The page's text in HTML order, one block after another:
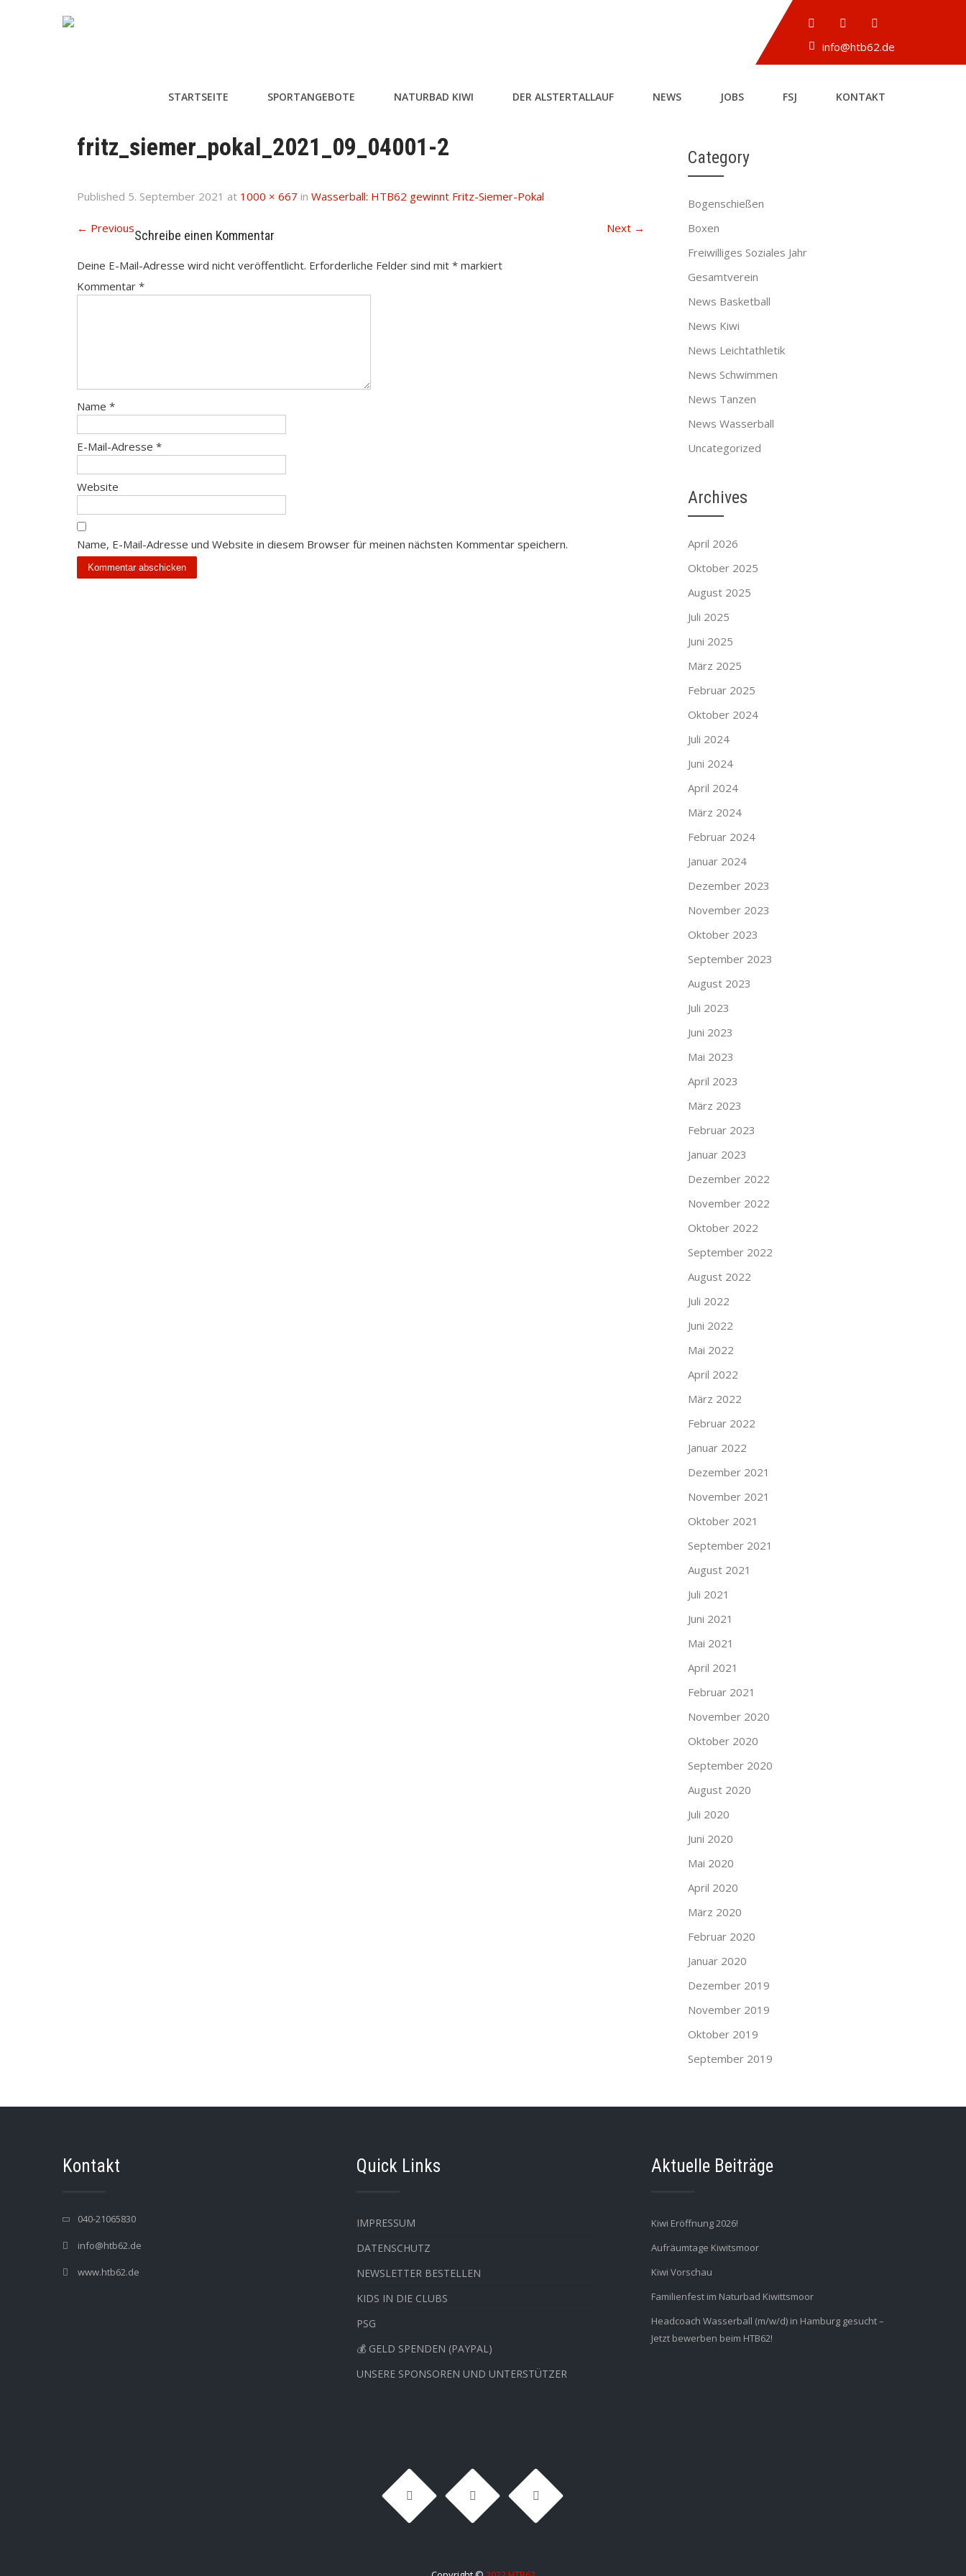
info@htb62.de
STARTSEITE SPORTANGEBOTE NATURBAD KIWI DER ALSTERTALLAUF NEWS JOBS FSJ KONTAKT
fritz_siemer_pokal_2021_09_04001-2
Published 5. September 2021 at 1000 × 667 in Wasserball: HTB62 gewinnt Fritz-Siemer-Pokal
← Previous Next →
Schreibe einen Kommentar
Deine E-Mail-Adresse wird nicht veröffentlicht. Erforderliche Felder sind mit * markiert
Kommentar *
Name *
E-Mail-Adresse *
Website
Name, E-Mail-Adresse und Website in diesem Browser für meinen nächsten Kommentar speichern.
Category
Bogenschießen
Boxen
Freiwilliges Soziales Jahr
Gesamtverein
News Basketball
News Kiwi
News Leichtathletik
News Schwimmen
News Tanzen
News Wasserball
Uncategorized
Archives
April 2026
Oktober 2025
August 2025
Juli 2025
Juni 2025
März 2025
Februar 2025
Oktober 2024
Juli 2024
Juni 2024
April 2024
März 2024
Februar 2024
Januar 2024
Dezember 2023
November 2023
Oktober 2023
September 2023
August 2023
Juli 2023
Juni 2023
Mai 2023
April 2023
März 2023
Februar 2023
Januar 2023
Dezember 2022
November 2022
Oktober 2022
September 2022
August 2022
Juli 2022
Juni 2022
Mai 2022
April 2022
März 2022
Februar 2022
Januar 2022
Dezember 2021
November 2021
Oktober 2021
September 2021
August 2021
Juli 2021
Juni 2021
Mai 2021
April 2021
Februar 2021
November 2020
Oktober 2020
September 2020
August 2020
Juli 2020
Juni 2020
Mai 2020
April 2020
März 2020
Februar 2020
Januar 2020
Dezember 2019
November 2019
Oktober 2019
September 2019
Kontakt
040-21065830
info@htb62.de
www.htb62.de
Quick Links
IMPRESSUM
DATENSCHUTZ
NEWSLETTER BESTELLEN
KIDS IN DIE CLUBS
PSG
💰 GELD SPENDEN (PAYPAL)
UNSERE SPONSOREN UND UNTERSTÜTZER
Aktuelle Beiträge
Kiwi Eröffnung 2026!
Aufräumtage Kiwitsmoor
Kiwi Vorschau
Familienfest im Naturbad Kiwittsmoor
Headcoach Wasserball (m/w/d) in Hamburg gesucht –
Jetzt bewerben beim HTB62!